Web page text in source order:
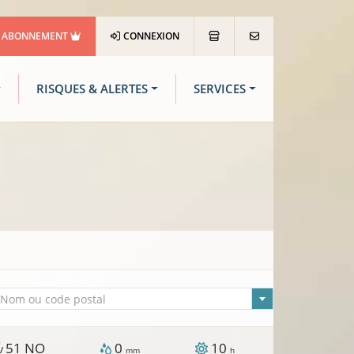
ABONNEMENT CONNEXION
RISQUES & ALERTES SERVICES
sélectionnée
Nom ou code postal
51 NO 0 mm 10 h